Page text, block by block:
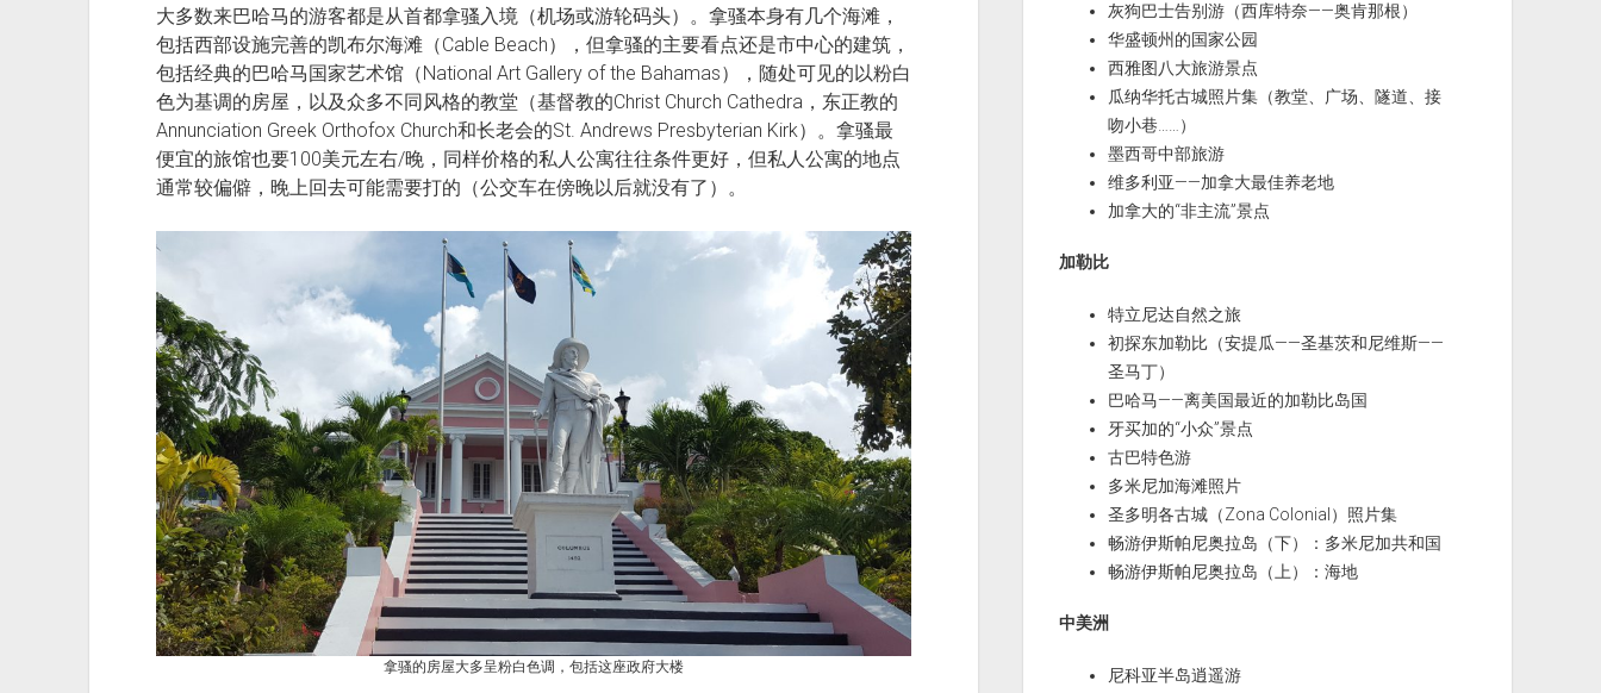
大多数来巴哈马的游客都是从首都拿骚入境（机场或游轮码头）。拿骚本身有几个海滩，
包括西部设施完善的凯布尔海滩（Cable Beach），但拿骚的主要看点还是市中心的建筑，
包括经典的巴哈马国家艺术馆（National Art Gallery of the Bahamas），随处可见的以粉白
色为基调的房屋，以及众多不同风格的教堂（基督教的Christ Church Cathedra，东正教的
Annunciation Greek Orthofox Church和长老会的St. Andrews Presbyterian Kirk）。拿骚最
便宜的旅馆也要100美元左右/晚，同样价格的私人公寓往往条件更好，但私人公寓的地点
通常较偏僻，晚上回去可能需要打的（公交车在傍晚以后就没有了）。
拿骚的房屋大多呈粉白色调，包括这座政府大楼
灰狗巴士告别游（西库特奈——奥肯那根）
华盛顿州的国家公园
西雅图八大旅游景点
瓜纳华托古城照片集（教堂、广场、隧道、接
吻小巷……）
墨西哥中部旅游
维多利亚——加拿大最佳养老地
加拿大的“非主流”景点
加勒比
特立尼达自然之旅
初探东加勒比（安提瓜——圣基茨和尼维斯——
圣马丁）
巴哈马——离美国最近的加勒比岛国
牙买加的“小众”景点
古巴特色游
多米尼加海滩照片
圣多明各古城（Zona Colonial）照片集
畅游伊斯帕尼奥拉岛（下）：多米尼加共和国
畅游伊斯帕尼奥拉岛（上）：海地
中美洲
尼科亚半岛逍遥游